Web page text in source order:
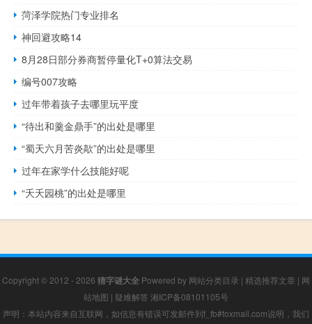
菏泽学院热门专业排名
神回避攻略14
8月28日部分券商暂停量化T+0算法交易
编号007攻略
过年带着孩子去哪里玩平度
“待出和羹金鼎手”的出处是哪里
“蜀天六月苦炎歊”的出处是哪里
过年在家学什么技能好呢
“夭夭园桃”的出处是哪里
Copyright © 2012 - 2026 猜字谜大全 Powered by 网站分类目录 | 精选推荐文章 | 网
站地图 | 疑难解答 湘ICP备08101105号
声明：本站内容来自互联网，如信息有错误可发邮件到f_fb#foxmail.com说明，我们